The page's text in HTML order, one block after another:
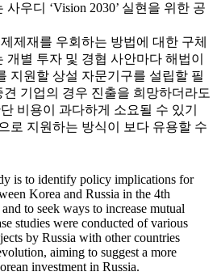
우디 ‘Vision 2030’ 실현을 위한 공
제재를 우회하는 방법에 대한 구체
개별 투자 및 경협 사안마다 해법이
지원할 상설 자문기구를 설립할 필
기업의 경우 진출을 희망하더라도
비용이 과다하게 소요될 수 있기
로 지원하는 방식이 보다 유용할 수
is to identify policy implications for
Korea and Russia in the 4th
to seek ways to increase mutual
studies were conducted of various
by Russia with other countries
aiming to suggest a more
investment in Russia.